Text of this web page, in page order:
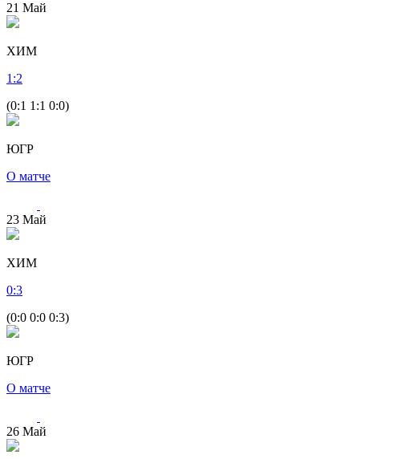
21 Май
ХИМ
1 :2
(0:1 1:1 0:0)
ЮГР
О матче
23 Май
ХИМ
0:3
(0:0 0:0 0:3)
ЮГР
О матче
26 Май